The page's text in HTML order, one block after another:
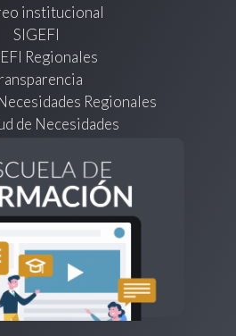
institucional
SIGEFI
Regionales
Regionales
de Necesidades